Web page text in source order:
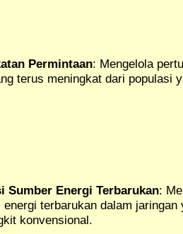
Permintaan: Mengelola
terus meningkat dari populasi
Sumber Energi Terbarukan:
energi terbarukan dalam
konvensional.